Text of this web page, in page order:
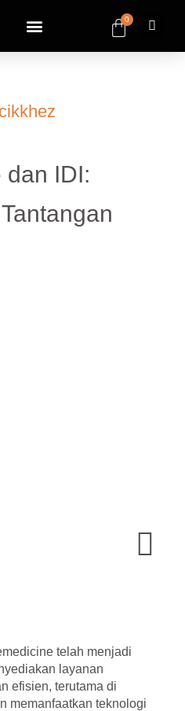
0
dan IDI:
telah menjadi
layanan
efisien, terutama di
memanfaatkan teknologi